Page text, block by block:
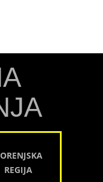
REGIJA